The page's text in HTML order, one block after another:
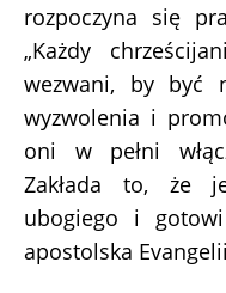
rozpoczyna się
„Każdy
wezwani, by być
wyzwolenia i
oni w pełni
Zakłada to, że
ubogiego i
apostolska